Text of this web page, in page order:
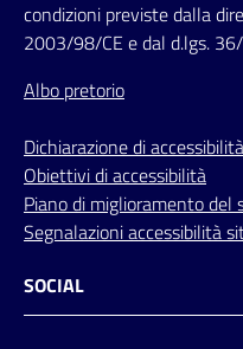
condizioni previste dalla
2003/98/CE e dal d.lgs.
Albo pretorio
Dichiarazione di accessibilità
Obiettivi di accessibilità
Piano di miglioramento del
Segnalazioni accessibilità
SOCIAL